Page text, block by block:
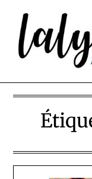
content